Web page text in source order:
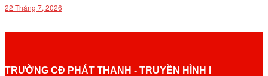
22 Tháng 7, 2026
TRƯỜNG CĐ PHÁT THANH - TRUYỀN HÌNH I